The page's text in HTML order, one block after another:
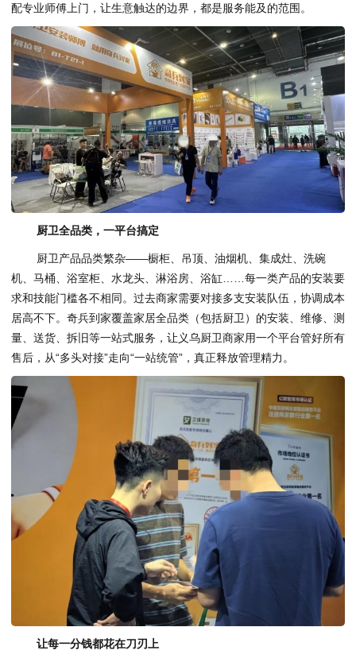
配专业师傅上门，让生意触达的边界，都是服务能及的范围。
厨卫全品类，一平台搞定
厨卫产品品类繁杂——橱柜、吊顶、油烟机、集成灶、洗碗
机、马桶、浴室柜、水龙头、淋浴房、浴缸……每一类产品的安装要
求和技能门槛各不相同。过去商家需要对接多支安装队伍，协调成本
居高不下。奇兵到家覆盖家居全品类（包括厨卫）的安装、维修、测
量、送货、拆旧等一站式服务，让义乌厨卫商家用一个平台管好所有
售后，从“多头对接”走向“一站统管”，真正释放管理精力。
让每一分钱都花在刀刃上